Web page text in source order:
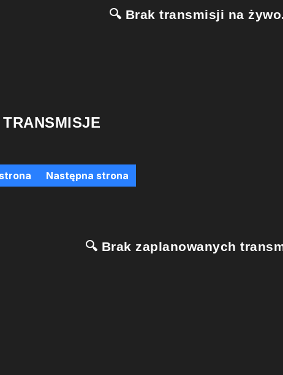
🔍 Brak transmisji na
Następna strona
🔍 Brak zaplanowanych